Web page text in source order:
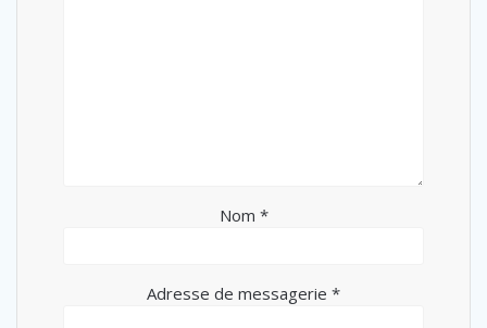
Nom *
Adresse de messagerie *